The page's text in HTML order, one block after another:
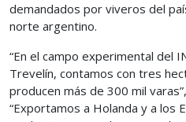
demandados por viveros del
norte argentino.
“En el campo experimental del
Trevelín, contamos con tres
producen más de 300 mil
“Exportamos a Holanda y a los